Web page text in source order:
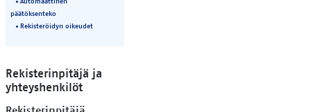
Automaattinen
päätöksenteko​
Rekisteröidyn oikeudet​
Rekisterinpitäjä ja
yhteyshenkilöt